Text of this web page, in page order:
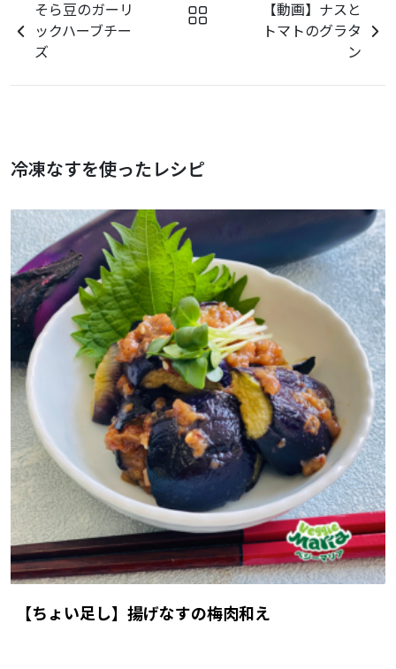
そら豆のガーリ
ックハーブチー
ズ
【動画】ナスと
トマトのグラタ
ン
冷凍なすを使ったレシピ
【ちょい足し】揚げなすの梅肉和え